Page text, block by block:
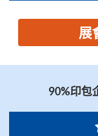
展
90%印包